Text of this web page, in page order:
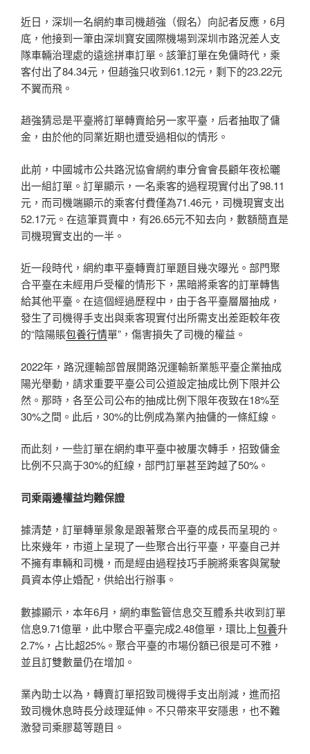
近日，深圳一名網約車司機趙強（假名）向記者反應，6月
底，他接到一筆由深圳寶安國際機場到深圳市路況差人支
隊車輛治理處的遠途拼車訂單。該筆訂單在免傭時代，乘
客付出了84.34元，但趙強只收到61.12元，剩下的23.22元
不翼而飛。
趙強猜忌是平臺將訂單轉賣給另一家平臺，后者抽取了傭
金，由於他的同業近期也遭受過相似的情形。
此前，中國城市公共路況協會網約車分會會長顧年夜松曬
出一組訂單。訂單顯示，一名乘客的過程現實付出了98.11
元，而司機端顯示的乘客付費僅為71.46元，司機現實支出
52.17元。在這筆買賣中，有26.65元不知去向，數額簡直是
司機現實支出的一半。
近一段時代，網約車平臺轉賣訂單題目幾次曝光。部門聚
合平臺在未經用戶受權的情形下，黑暗將乘客的訂單轉售
給其他平臺。在這個經過歷程中，由于各平臺層層抽成，
發生了司機得手支出與乘客現實付出所需支出差距較年夜
的“陰陽賬包養行情單”，傷害損失了司機的權益。
2022年，路況運輸部曾展開路況運輸新業態平臺企業抽成
陽光舉動，請求重要平臺公司公道設定抽成比例下限并公
然。那時，各至公司公布的抽成比例下限年夜致在18%至
30%之間。此后，30%的比例成為業內抽傭的一條紅線。
而此刻，一些訂單在網約車平臺中被屢次轉手，招致傭金
比例不只高于30%的紅線，部門訂單甚至跨越了50%。
司乘兩邊權益均難保證
據清楚，訂單轉單景象是跟著聚合平臺的成長而呈現的。
比來幾年，市道上呈現了一些聚合出行平臺，平臺自己并
不擁有車輛和司機，而是經由過程技巧手腕將乘客與駕駛
員資本停止婚配，供給出行辦事。
數據顯示，本年6月，網約車監管信息交互體系共收到訂單
信息9.71億單，此中聚合平臺完成2.48億單，環比上包養升
2.7%，占比超25%。聚合平臺的市場份額已很是可不雅，
並且訂雙數量仍在增加。
業內助士以為，轉賣訂單招致司機得手支出削減，進而招
致司機休息時長分歧理延伸。不只帶來平安隱患，也不難
激發司乘膠葛等題目。